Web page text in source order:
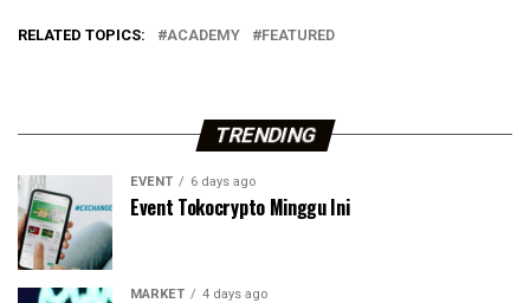
RELATED TOPICS: ACADEMY FEATURED
TRENDING
EVENT 6 days ago
Event Tokocrypto Minggu Ini
MARKET 4 days ago